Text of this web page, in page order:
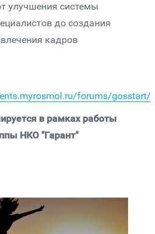
улучшения системы
до создания
кадров
forums/gosstart/
в рамках работы
НКО "Гарант"